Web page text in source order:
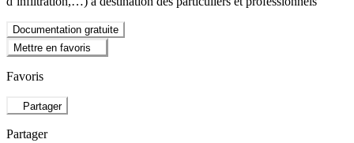
Documentation gratuite
Mettre en favoris
Favoris
Partager
Partager